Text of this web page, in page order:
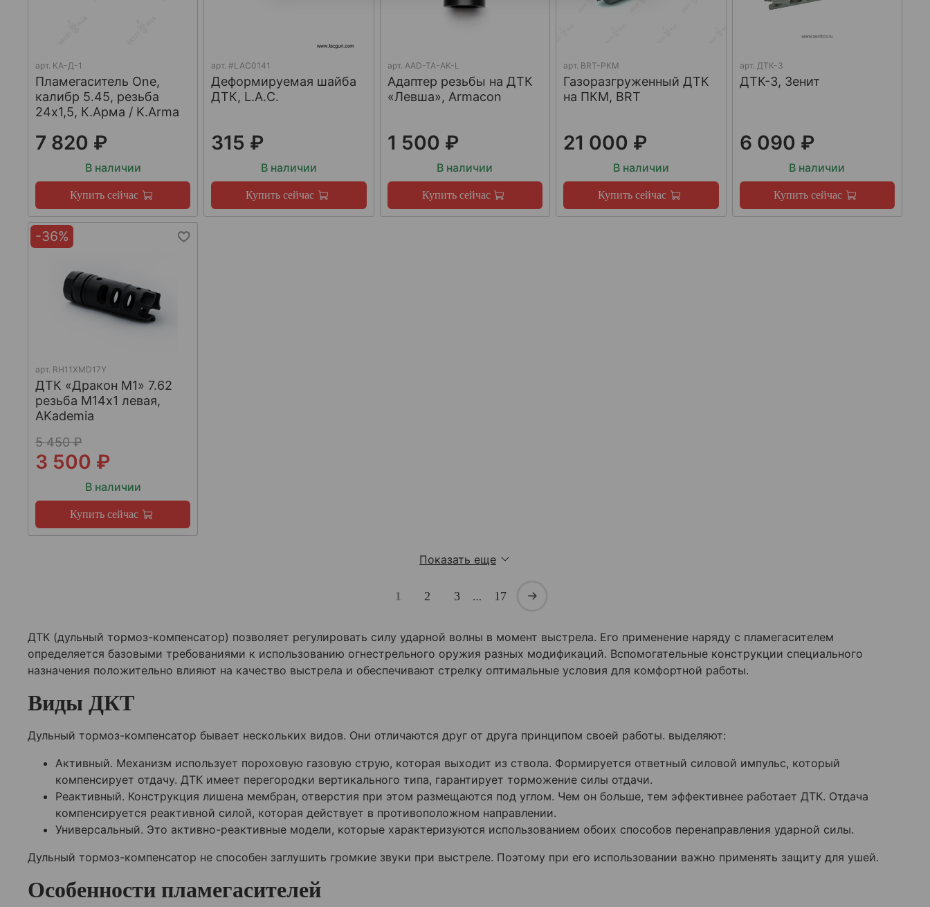
арт. КА-Д-1
Пламегаситель One,
калибр 5.45, резьба
24х1,5, К.Арма / K.Arma
7 820 ₽
В наличии
Купить сейчас
арт.#LAC0141
Деформируемая шайба
ДТК, L.A.C.
315 ₽
В наличии
Купить сейчас
арт. AAD-TA-AK-L
Адаптер резьбы на ДТК
«Левша», Armacon
1 500 ₽
В наличии
Купить сейчас
арт. BRT-PKM
Газоразгруженный ДТК
на ПКМ, BRT
21 000 ₽
В наличии
Купить сейчас
арт. ДТК-3
ДТК-3, Зенит
6 090 ₽
В наличии
Купить сейчас
-36%
арт. RH11XMD17Y
ДТК «Дракон М1» 7.62
резьба М14х1 левая,
AKademia
5 450 ₽
3 500 ₽
В наличии
Купить сейчас
Показать еще
1 2 3 … 17
ДТК (дульный тормоз-компенсатор) позволяет регулировать силу ударной волны в момент выстрела. Его применение наряду с пламегасителем
определяется базовыми требованиями к использованию огнестрельного оружия разных модификаций. Вспомогательные конструкции специального
назначения положительно влияют на качество выстрела и обеспечивают стрелку оптимальные условия для комфортной работы.
Виды ДКТ
Дульный тормоз-компенсатор бывает нескольких видов. Они отличаются друг от друга принципом своей работы. выделяют:
Активный. Механизм использует пороховую газовую струю, которая выходит из ствола. Формируется ответный силовой импульс, который
компенсирует отдачу. ДТК имеет перегородки вертикального типа, гарантирует торможение силы отдачи.
Реактивный. Конструкция лишена мембран, отверстия при этом размещаются под углом. Чем он больше, тем эффективнее работает ДТК. Отдача
компенсируется реактивной силой, которая действует в противоположном направлении.
Универсальный. Это активно-реактивные модели, которые характеризуются использованием обоих способов перенаправления ударной силы.
Дульный тормоз-компенсатор не способен заглушить громкие звуки при выстреле. Поэтому при его использовании важно применять защиту для ушей.
Особенности пламегасителей